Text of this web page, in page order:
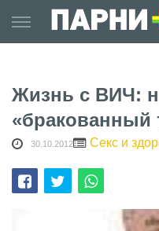
to
content
Жизнь с ВИЧ:
«бракованный
30.10.2012 Секс и